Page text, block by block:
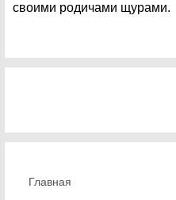
своими родичами щурами.
Главная